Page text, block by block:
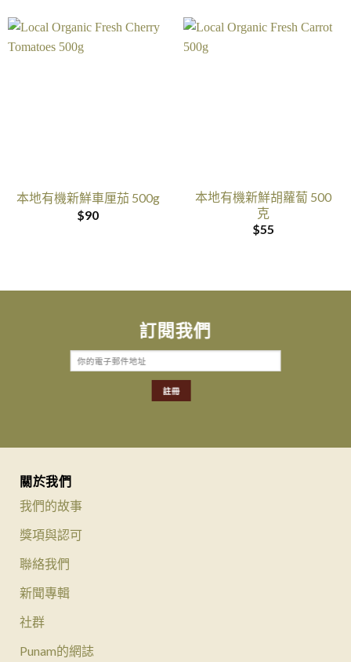
本地有機新鮮車厘茄 500g
$90
本地有機新鮮胡蘿蔔 500
克
$55
訂閱我們
關於我們
我們的故事
獎項與認可
聯絡我們
新聞專輯
社群
Punam的網誌